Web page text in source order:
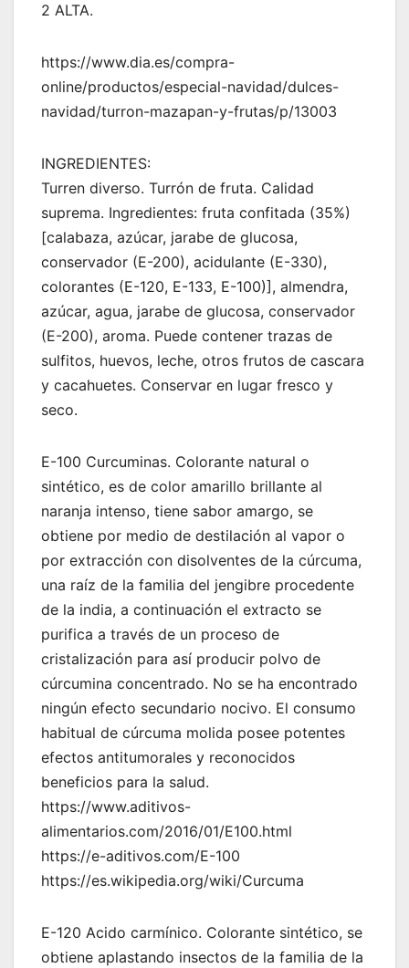
2 ALTA.
https://www.dia.es/compra-
online/productos/especial-navidad/dulces-
navidad/turron-mazapan-y-frutas/p/13003
INGREDIENTES:
Turren diverso. Turrón de fruta. Calidad
suprema. Ingredientes: fruta confitada (35%)
[calabaza, azúcar, jarabe de glucosa,
conservador (E-200), acidulante (E-330),
colorantes (E-120, E-133, E-100)], almendra,
azúcar, agua, jarabe de glucosa, conservador
(E-200), aroma. Puede contener trazas de
sulfitos, huevos, leche, otros frutos de cascara
y cacahuetes. Conservar en lugar fresco y
seco.
E-100 Curcuminas. Colorante natural o
sintético, es de color amarillo brillante al
naranja intenso, tiene sabor amargo, se
obtiene por medio de destilación al vapor o
por extracción con disolventes de la cúrcuma,
una raíz de la familia del jengibre procedente
de la india, a continuación el extracto se
purifica a través de un proceso de
cristalización para así producir polvo de
cúrcumina concentrado. No se ha encontrado
ningún efecto secundario nocivo. El consumo
habitual de cúrcuma molida posee potentes
efectos antitumorales y reconocidos
beneficios para la salud.
https://www.aditivos-
alimentarios.com/2016/01/E100.html
https://e-aditivos.com/E-100
https://es.wikipedia.org/wiki/Curcuma
E-120 Acido carmínico. Colorante sintético, se
obtiene aplastando insectos de la familia de la